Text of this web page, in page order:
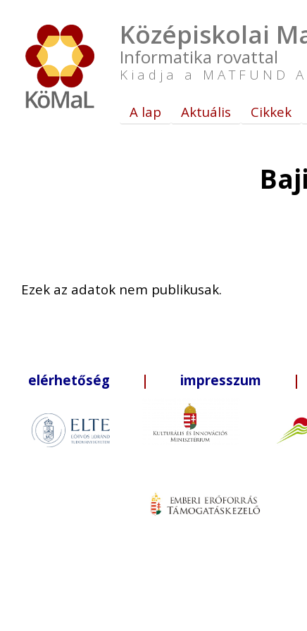
Középiskolai
Informatika rovattal
Kiadja a MATFUND
A lap Aktuális Cikkek
Ezek az adatok nem publikusak.
elérhetőség | impresszum |